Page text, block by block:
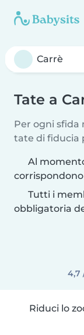
Tate a
Per ogni sfida
tate di fiducia
Al
Tutti i
obbligatoria
4,7
Riduci lo